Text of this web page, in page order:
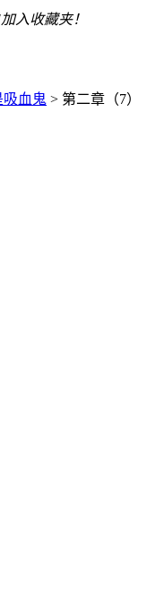
入收藏夹！
吸血鬼 > 第二章（7）